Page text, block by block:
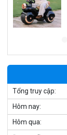
Tổng truy cập:
Hôm nay:
Hôm qua: